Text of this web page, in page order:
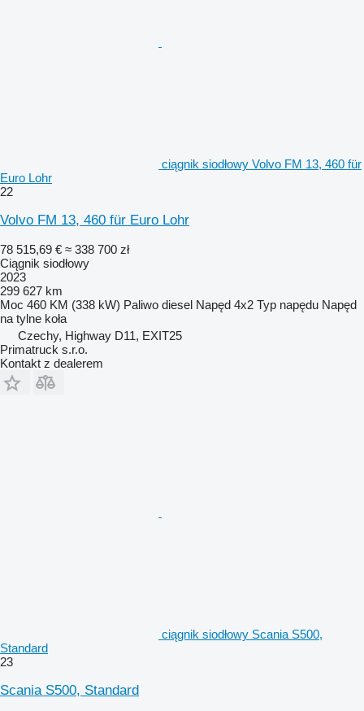
ciągnik siodłowy Volvo FM 13, 460 für
Euro Lohr
22
Volvo FM 13, 460 für Euro Lohr
78 515,69 € ≈ 338 700 zł
Ciągnik siodłowy
2023
299 627 km
Moc 460 KM (338 kW) Paliwo diesel Napęd 4x2 Typ napędu Napęd
na tylne koła
Czechy, Highway D11, EXIT25
Primatruck s.r.o.
Kontakt z dealerem
ciągnik siodłowy Scania S500,
Standard
23
Scania S500, Standard